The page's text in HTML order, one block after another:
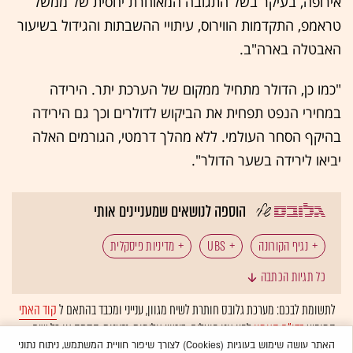
טראמפ, התקדמות הווירוס, עיתויי ההשבתות והגידול בשיעור
האבטלה בארה"ב.
"כמו כן, הדולר מתחיל ממקום של הערכת יתר. הירידה
במחירי הנפט תפחית את הביקוש לדולרים וכך גם הירידה
בהיקף הסחר העולמי. ללא מהלך דרמטי, הגורמים האלה
יביאו לירידה בשער הדולר".
הוספה לנושאים שמעניינים אותי
נגיף הקורונה UBS
מדיניות פיסקלית
כל תגיות הכתבה
לתשומת לבכם: מערכת גלובס חותרת לשיח מגוון, ענייני ומכבד בהתאם לקוד האתי
המופיעבדו"ח האמוןלפיו אנו פועלים. ביטויי אלימות, גזענות, הסתה או כל שיח
בלתי הולם אחר מסוננים בצורהאוטומטיתולא יפורסמו באתר.
האתר עושה שימוש בעוגיות (Cookies) לצורך שיפור חוויית המשתמש, ניתוח נתוני